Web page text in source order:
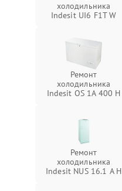
холодильника
Indesit UI6 F1T W
Ремонт
холодильника
Indesit OS 1A 400 H
Ремонт
холодильника
Indesit NUS 16.1 A H